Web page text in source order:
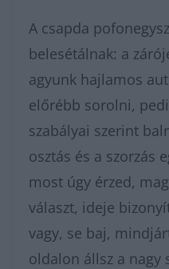
A csapda
belesétálnak: a
agyunk hajlamos
előrébb sorolni,
szabályai szerint
osztás és a szorzás
most úgy érzed,
választ, ideje
vagy, se baj,
oldalon állsz a nagy